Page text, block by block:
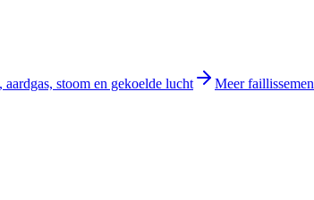
stoom en gekoelde lucht
Meer